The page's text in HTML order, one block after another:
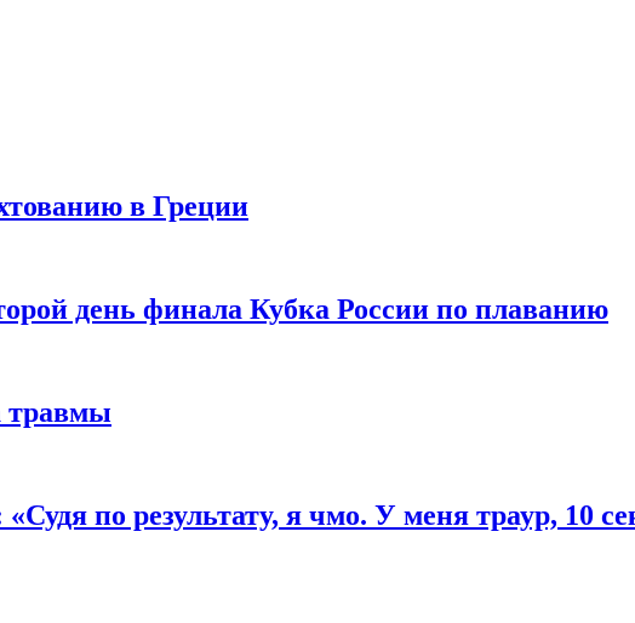
в Греции
день финала Кубка России по плаванию
травмы
по результату, я чмо. У меня траур, 10